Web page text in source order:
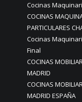
Cocinas
COCINAS
PARTICULARES
Cocinas
Final
COCINAS
MADRID
COCINAS
MADRID ESPAÑA